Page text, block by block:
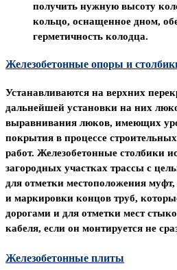
получить нужную высоту
кольцо, оснащенное дном,
герметичность колодца.
Железобетонные опоры и
Устанавливаются на верхних
дальнейшей установки на них
выравнивания люков, имеющих
покрытия в процессе
работ. Железобетонные столбики
загородных участках трассы с
для отметки местоположения
и маркировки концов труб,
дорогами и для отметки мест
кабеля, если он монтируется не
Железобетонные плиты